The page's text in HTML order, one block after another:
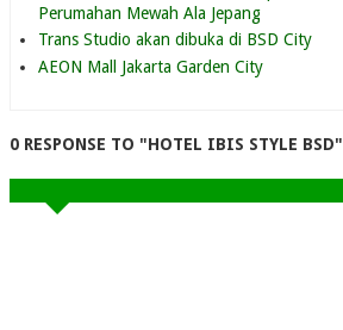
Perumahan Mewah Ala Jepang
Trans Studio akan dibuka di BSD City
AEON Mall Jakarta Garden City
0 RESPONSE TO "HOTEL IBIS STYLE BSD"